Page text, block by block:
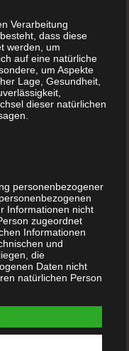
Verarbeitung
dass diese
werden, um
auf eine natürliche
um Aspekte
Lage, Gesundheit,
dieser natürlichen
personenbezogener
Informationen nicht
zugeordnet
Informationen
und
die
Daten nicht
natürlichen Person